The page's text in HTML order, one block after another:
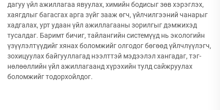
дагуу үйл ажиллагаа явуулах, химийн бодисыг зөв хэрэглэх,
хаягдлыг багасгах арга зүйг зааж өгч, үйлчилгээний чанарыг
хадгалах, урт удаан үйл ажиллагааны зорилгыг дэмжихэд
тусалдаг. Баримт бичиг, тайлангийн системүүд нь экологийн
үзүүлэлтүүдийг хянах боломжийг олгодог бөгөөд үйлчлүүлэгч,
зохицуулах байгууллагад нээлттэй мэдээлэл хангадаг, тэг-
нөлөөллийн үйл ажиллагаанд хүрэхийн тулд сайжруулах
боломжийг тодорхойлдог.